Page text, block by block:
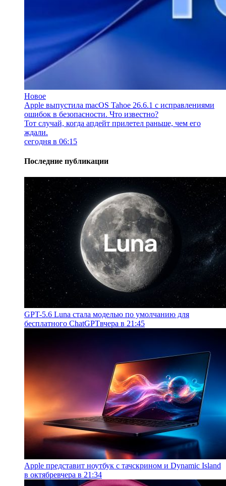
Новое
Apple выпустила macOS Tahoe 26.6.1 с исправлениями
ошибок в безопасности. Что известно?
Тот случай, когда апдейт прилетел раньше, чем его
ждали.
сегодня в 06:15
Последние публикации
GPT-5.6 Luna стала моделью по умолчанию для
бесплатного ChatGPTвчера в 21:45
Apple представит ноутбук с тачскрином и Dynamic Island
в октябревчера в 21:34